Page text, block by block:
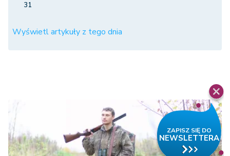
31
Wyświetl artykuły z tego dnia